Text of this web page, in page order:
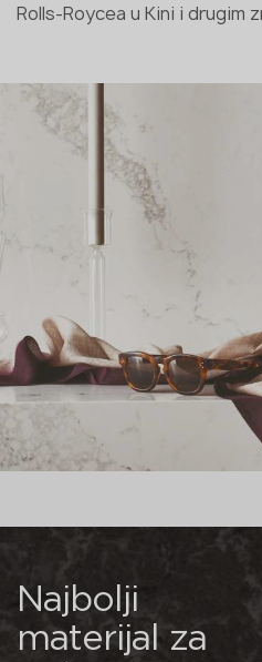
Rolls-Roycea u Kini i drugim
Najbolji
materijal za